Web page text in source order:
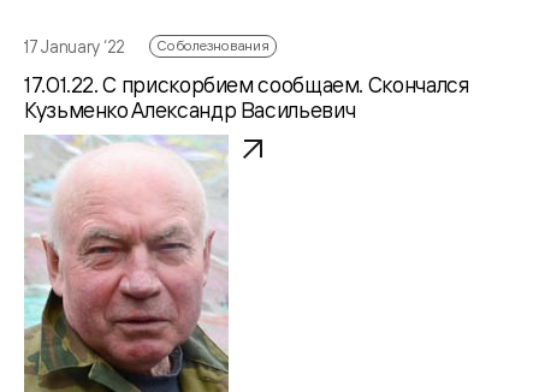
17 January ‘22 Соболезнования
17.01.22. С прискорбием сообщаем. Скончался
Кузьменко Александр Васильевич